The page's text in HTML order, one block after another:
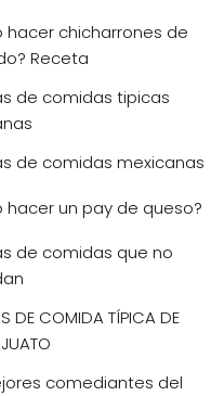
hacer chicharrones de
Receta
de comidas tipicas
de comidas mexicanas
hacer un pay de queso?
de comidas que no
DE COMIDA TÍPICA DE
comediantes del